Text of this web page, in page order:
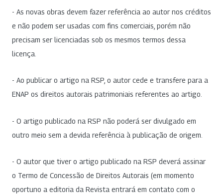
- As novas obras devem fazer referência ao autor nos créditos
e não podem ser usadas com fins comerciais, porém não
precisam ser licenciadas sob os mesmos termos dessa
licença.
- Ao publicar o artigo na RSP, o autor cede e transfere para a
ENAP os direitos autorais patrimoniais referentes ao artigo.
- O artigo publicado na RSP não poderá ser divulgado em
outro meio sem a devida referência à publicação de origem.
- O autor que tiver o artigo publicado na RSP deverá assinar
o Termo de Concessão de Direitos Autorais (em momento
oportuno a editoria da Revista entrará em contato com o